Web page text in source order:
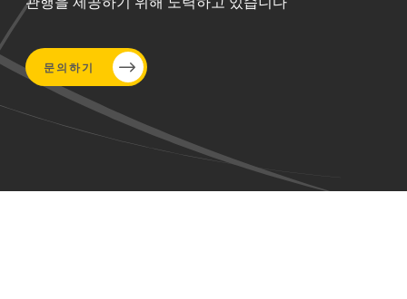
문의하기